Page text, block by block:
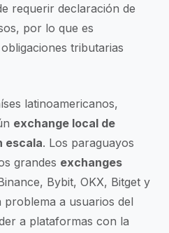
requerir declaración de
por lo que es
tributarias
latinoamericanos,
exchange local de
escala. Los paraguayos
grandes exchanges
Bybit, OKX, Bitget y
problema a usuarios del
a plataformas con la